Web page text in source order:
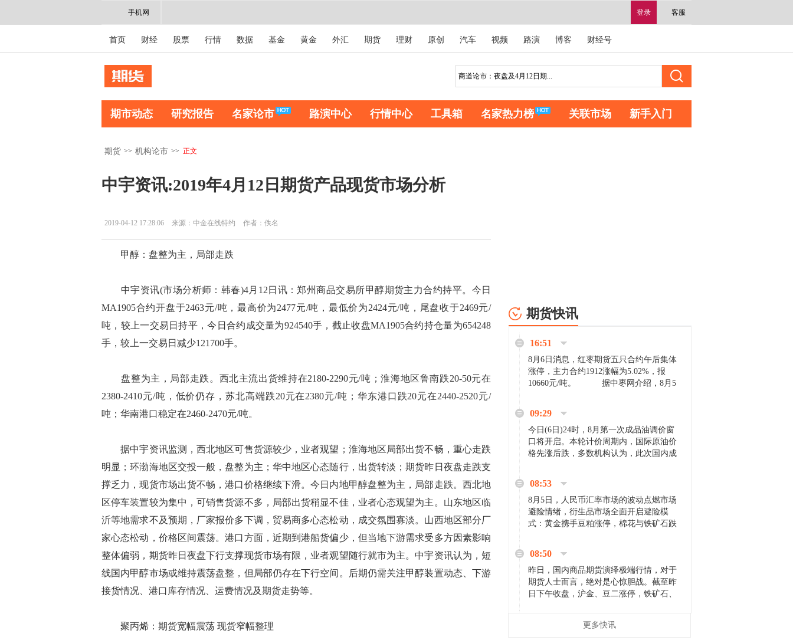
登录 客服
手机网
首页 财经 股票 行情 数据 基金 黄金 外汇 期货 理财 原创 汽车 视频 路演 博客 财经号
期市动态 研究报告 名家论市 路演中心 行情中心 工具箱 名家热力榜 关联市场 新手入门
期货 >> 机构论市 >> 正文
中宇资讯:2019年4月12日期货产品现货市场分析
2019-04-12 17:28:06 来源：中金在线特约 作者：佚名
甲醇：盘整为主，局部走跌
中宇资讯(市场分析师：韩春)4月12日讯：郑州商品交易所甲醇期货主力合约持平。今日
MA1905合约开盘于2463元/吨，最高价为2477元/吨，最低价为2424元/吨，尾盘收于2469元/
吨，较上一交易日持平，今日合约成交量为924540手，截止收盘MA1905合约持仓量为654248
手，较上一交易日减少121700手。
盘整为主，局部走跌。西北主流出货维持在2180-2290元/吨；淮海地区鲁南跌20-50元在
2380-2410元/吨，低价仍存，苏北高端跌20元在2380元/吨；华东港口跌20元在2440-2520元/
吨；华南港口稳定在2460-2470元/吨。
据中宇资讯监测，西北地区可售货源较少，业者观望；淮海地区局部出货不畅，重心走跌
明显；环渤海地区交投一般，盘整为主；华中地区心态随行，出货转淡；期货昨日夜盘走跌支
撑乏力，现货市场出货不畅，港口价格继续下滑。今日内地甲醇盘整为主，局部走跌。西北地
区停车装置较为集中，可销售货源不多，局部出货稍显不佳，业者心态观望为主。山东地区临
沂等地需求不及预期，厂家报价多下调，贸易商多心态松动，成交氛围寡淡。山西地区部分厂
家心态松动，价格区间震荡。港口方面，近期到港船货偏少，但当地下游需求受多方因素影响
整体偏弱，期货昨日夜盘下行支撑现货市场有限，业者观望随行就市为主。中宇资讯认为，短
线国内甲醇市场或维持震荡盘整，但局部仍存在下行空间。后期仍需关注甲醇装置动态、下游
接货情况、港口库存情况、运费情况及期货走势等。
聚丙烯：期货宽幅震荡 现货窄幅整理
期货快讯
16:51
8月6日消息，红枣期货五只合约午后集体
涨停，主力合约1912涨幅为5.02%，报
10660元/吨。 据中枣网介绍，8月5
家好货依旧惜售挺...
09:29
今日(6日)24时，8月第一次成品油调价窗
口将开启。本轮计价周期内，国际原油价
格先涨后跌，多数机构认为，此次国内成
08:53
8月5日，人民币汇率市场的波动点燃市场
避险情绪，衍生品市场全面开启避险模
式：黄金携手豆粕涨停，棉花与铁矿石跌
场来看，汇率波动...
08:50
昨日，国内商品期货演绎极端行情，对于
期货人士而言，绝对是心惊胆战。截至昨
日下午收盘，沪金、豆二涨停，铁矿石、
[imgnobrwh] src=...更多快讯